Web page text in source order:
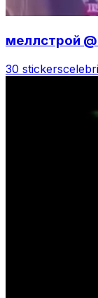
меллстрой
30 stickers